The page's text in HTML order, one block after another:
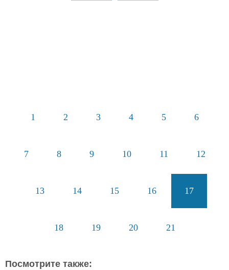
1 2 3 4 5 6
7 8 9 10 11 12
13 14 15 16 17
18 19 20 21
Посмотрите также: